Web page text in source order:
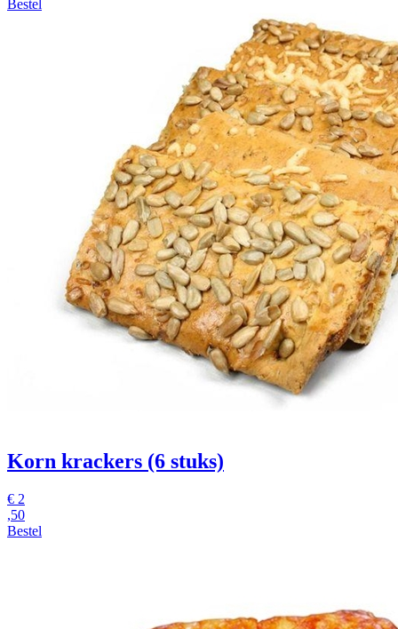
Bestel
Korn krackers (6 stuks)
€ 2
,50
Bestel